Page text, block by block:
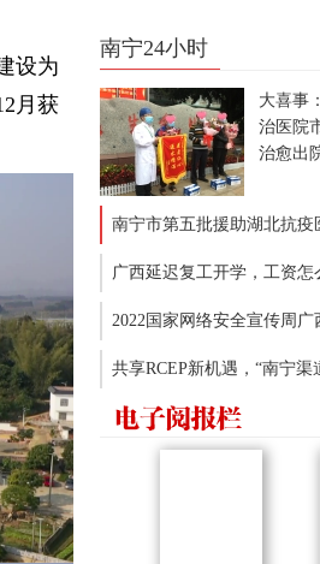
设为
月获
南宁24小时
大喜事
治医院
治愈出
南宁市第五批援助湖北抗疫
广西延迟复工开学，工资
2022国家网络安全宣传周
共享RCEP新机遇，“南宁渠